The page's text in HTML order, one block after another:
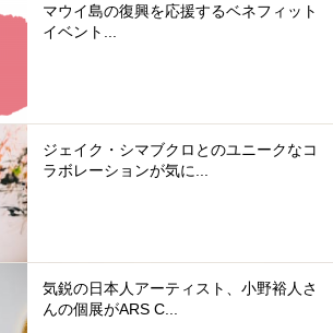
マウイ島の復興を応援するベネフィット
イベント...
ジェイク・シマブクロとのユニークなコ
ラボレーションが気に...
気鋭の日本人アーティスト、小野裕人さ
んの個展がARS C...